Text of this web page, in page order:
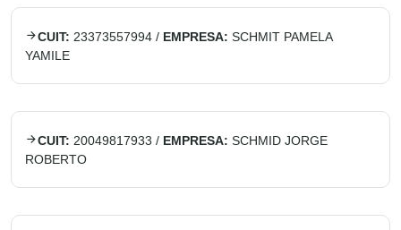
CUIT: 23373557994 / EMPRESA: SCHMIT PAMELA
YAMILE
CUIT: 20049817933 / EMPRESA: SCHMID JORGE
ROBERTO